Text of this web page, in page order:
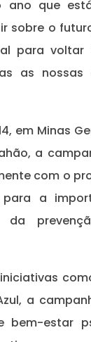
ano que
sobre o
para
as nossas
em Minas
a
com o
a
da
a
bem-estar